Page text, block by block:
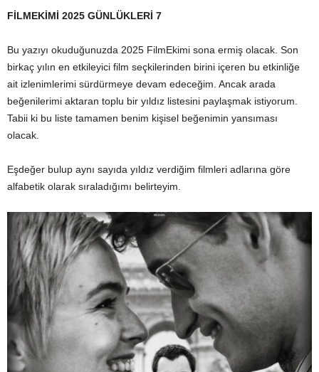
FİLMEKİMİ 2025 GÜNLÜKLERİ 7
Bu yazıyı okuduğunuzda 2025 FilmEkimi sona ermiş olacak. Son
birkaç yılın en etkileyici film seçkilerinden birini içeren bu etkinliğe
ait izlenimlerimi sürdürmeye devam edeceğim. Ancak arada
beğenilerimi aktaran toplu bir yıldız listesini paylaşmak istiyorum.
Tabii ki bu liste tamamen benim kişisel beğenimin yansıması
olacak.
Eşdeğer bulup aynı sayıda yıldız verdiğim filmleri adlarına göre
alfabetik olarak sıraladığımı belirteyim.